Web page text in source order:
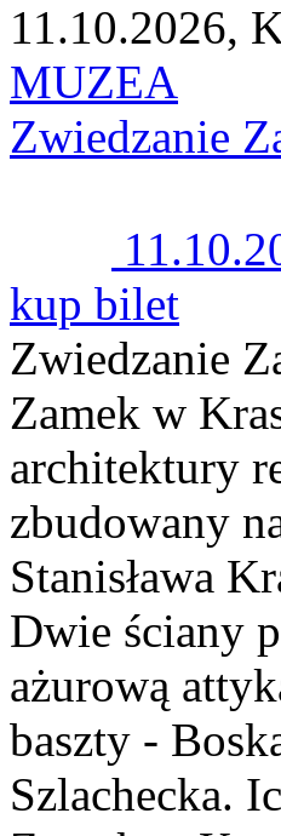
11.10.2026,
MUZEA
Zwiedzanie
kup bilet
Zwiedzanie
Zamek w
architektury
zbudowany
Stanisława
Dwie ściany
ażurową
baszty -
Szlachecka.